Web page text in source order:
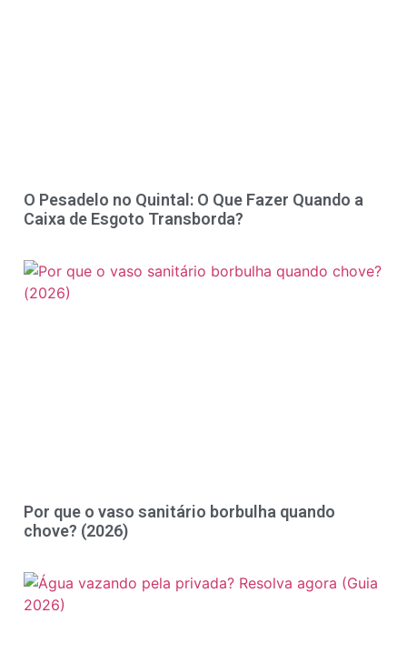
O Pesadelo no Quintal: O Que Fazer Quando a
Caixa de Esgoto Transborda?
Por que o vaso sanitário borbulha quando
chove? (2026)